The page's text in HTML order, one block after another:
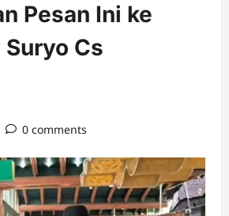
Pesan Ini ke
Suryo Cs
0 comments